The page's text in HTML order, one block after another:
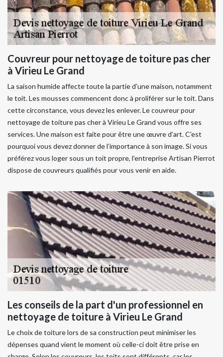
Couvreur pour nettoyage de toiture pas cher
à Virieu Le Grand
La saison humide affecte toute la partie d’une maison, notamment
le toit. Les mousses commencent donc à proliférer sur le toit. Dans
cette circonstance, vous devez les enlever. Le couvreur pour
nettoyage de toiture pas cher à Virieu Le Grand vous offre ses
services. Une maison est faite pour être une œuvre d’art. C’est
pourquoi vous devez donner de l’importance à son image. Si vous
préférez vous loger sous un toit propre, l’entreprise Artisan Pierrot
dispose de couvreurs qualifiés pour vous venir en aide.
Les conseils de la part d'un professionnel en
nettoyage de toiture à Virieu Le Grand
Le choix de toiture lors de sa construction peut minimiser les
dépenses quand vient le moment où celle-ci doit être prise en